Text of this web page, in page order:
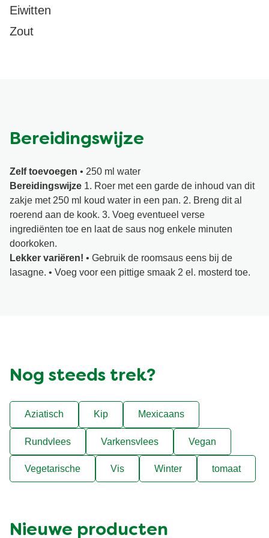
Eiwitten
Zout
Bereidingswijze
Zelf toevoegen • 250 ml water
Bereidingswijze 1. Roer met een garde de inhoud van dit
zakje met 250 ml koud water in een pan. 2. Breng dit al
roerend aan de kook. 3. Voeg eventueel verse
ingrediënten toe en laat de saus nog enkele minuten
doorkoken.
Lekker variëren! • Gebruik de roomsaus eens bij de
lasagne. • Voeg voor een pittige smaak 2 el. mosterd toe.
Nog steeds trek?
Aziatisch Kip Mexicaans
Rundvlees Varkensvlees Vegan
Vegetarische Vis Winter tomaat
Nieuwe producten